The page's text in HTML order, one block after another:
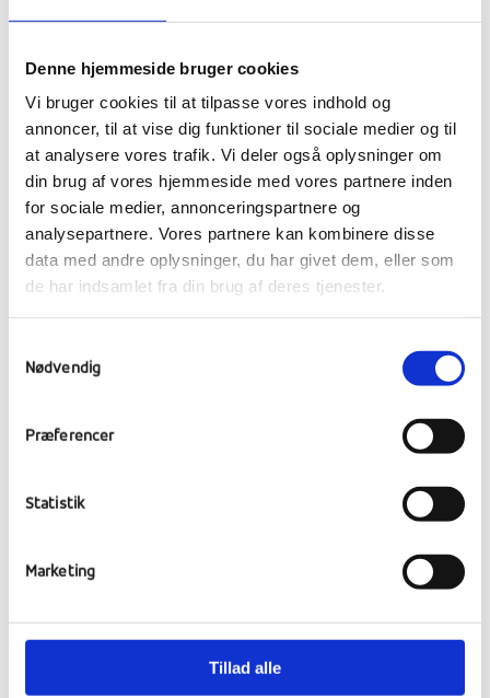
Denne hjemmeside bruger cookies
Vi bruger cookies til at tilpasse vores indhold og
annoncer, til at vise dig funktioner til sociale medier og til
at analysere vores trafik. Vi deler også oplysninger om
din brug af vores hjemmeside med vores partnere inden
for sociale medier, annonceringspartnere og
analysepartnere. Vores partnere kan kombinere disse
data med andre oplysninger, du har givet dem, eller som
de har indsamlet fra din brug af deres tjenester.
Nødvendig
Præferencer
Statistik
Marketing
Tillad alle